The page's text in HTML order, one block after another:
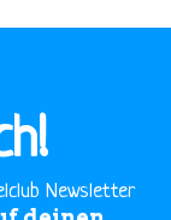
Newsletter